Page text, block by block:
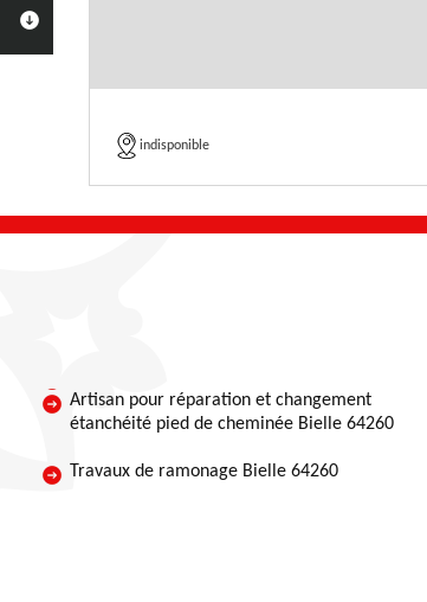
indisponible
Artisan pour réparation et changement
étanchéité pied de cheminée Bielle 64260
Travaux de ramonage Bielle 64260